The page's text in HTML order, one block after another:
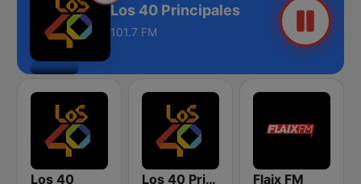
Los 40 Principales
101.7 FM
Los 40 Los 40 Principales Flaix FM